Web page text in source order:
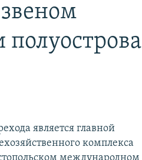
полуострова
является главной
комплекса